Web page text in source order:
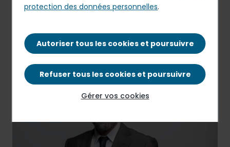
PDF - 264.79 Ko
protection des données personnelles.
Autoriser tous les cookies et poursuivre
Refuser tous les cookies et poursuivre
Gérer vos cookies